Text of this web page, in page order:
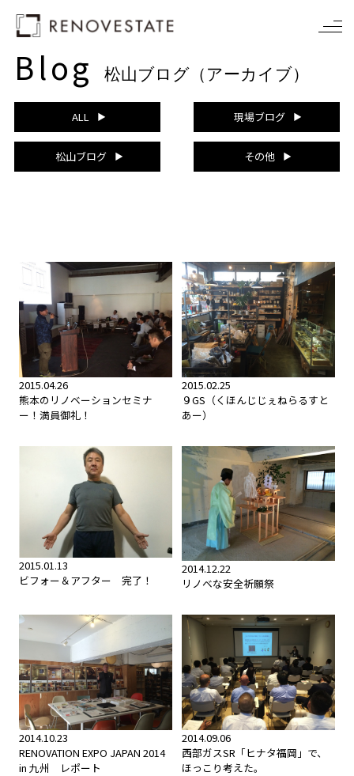
Blog 松山ブログ（アーカイブ）
ALL 現場ブログ
松山ブログ その他
2015.04.26
熊本のリノベーションセミナ
ー！満員御礼！
2015.02.25
９GS（くほんじじぇねらるすと
あー）
2015.01.13
ビフォー＆アフター 完了！
2014.12.22
リノベな安全祈願祭
2014.10.23
RENOVATION EXPO JAPAN 2014
in 九州 レポート
2014.09.06
西部ガスSR「ヒナタ福岡」で、
ほっこり考えた。